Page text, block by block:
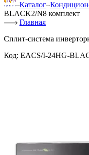
Каталог
BLACK2/N8 комплект
Главная
Сплит-система
Код: EACS/I-24HG-